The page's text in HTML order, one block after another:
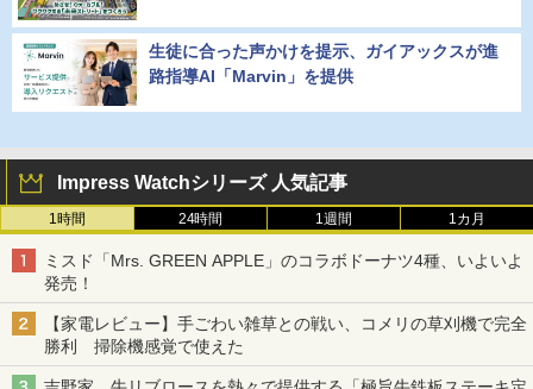
生徒に合った声かけを提示、ガイアックスが進
路指導AI「Marvin」を提供
Impress Watchシリーズ 人気記事
1時間 24時間 1週間 1カ月
ミスド「Mrs. GREEN APPLE」のコラボドーナツ4種、いよいよ
発売！
【家電レビュー】手ごわい雑草との戦い、コメリの草刈機で完全
勝利 掃除機感覚で使えた